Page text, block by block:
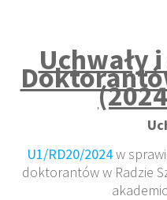
Uchwały
U1/RD20/2024w
doktorantów w Radzie